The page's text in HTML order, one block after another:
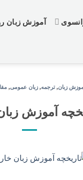
آموزش زبان
زبان, ترجمه, زبان عمومی,
آموزش